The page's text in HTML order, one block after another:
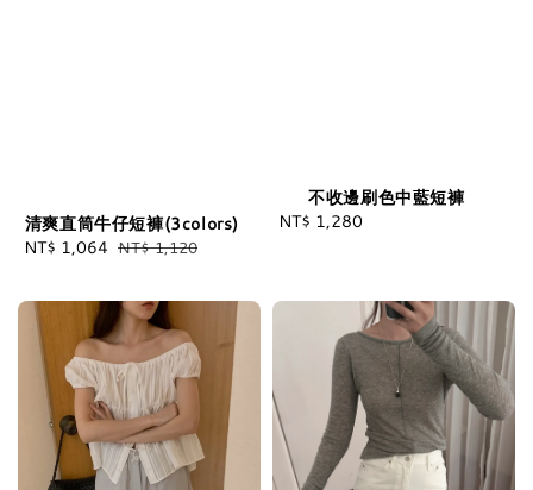
清爽直筒牛仔短褲(3colors)
Sale
NT$ 1,064 Regular
NT$ 1,120
不收邊刷色中藍短褲
Regular
NT$ 1,280